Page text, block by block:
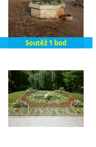
Soutěž 1 bod